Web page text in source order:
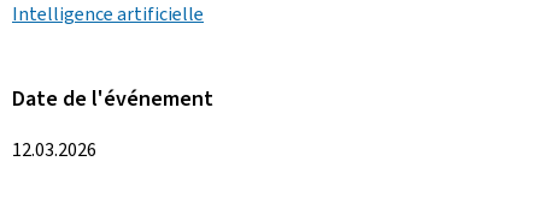
Intelligence artificielle
Date de l'événement
12.03.2026